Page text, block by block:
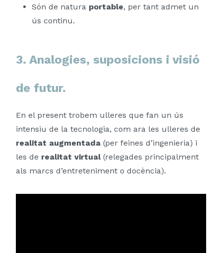
Són de natura portable, per tant admet un
ús continu.
3. Analogies, suposicions i visió
de futur.
En el present trobem ulleres que fan un ús
intensiu de la tecnologia, com ara les ulleres de
realitat augmentada (per feines d’ingenieria) i
les de realitat virtual(relegades principalment
als marcs d’entreteniment o docència).